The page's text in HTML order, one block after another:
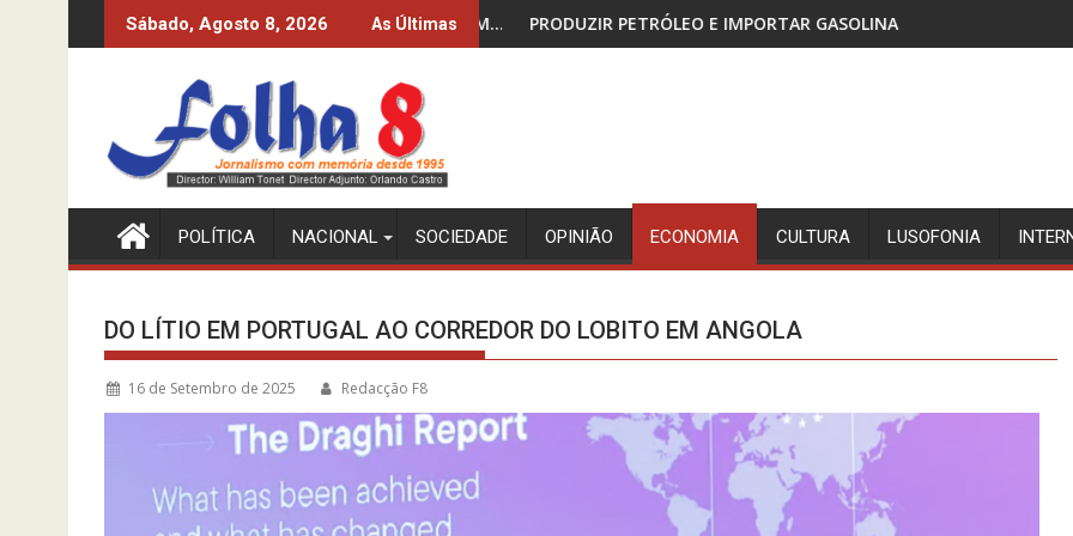
to
Sábado, Agosto 8, 2026 As Últimas
DOS 10%? O INE-MPLA DIZ QUE SIM… PRODUZIR PETRÓLEO E IMPORTAR GASOLINA CABINDA, TERRITÓRIO SEM
POLÍTICA NACIONAL SOCIEDADE OPINIÃO ECONOMIA CULTURA LUSOFONIA
DO LÍTIO EM PORTUGAL AO CORREDOR DO LOBITO EM ANGOLA
16 de Setembro de 2025 Redacção F8